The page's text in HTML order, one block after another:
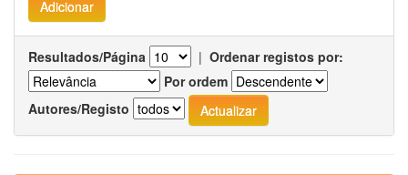
Resultados/Página | Ordenar registos por:
Por ordem
Autores/Registo